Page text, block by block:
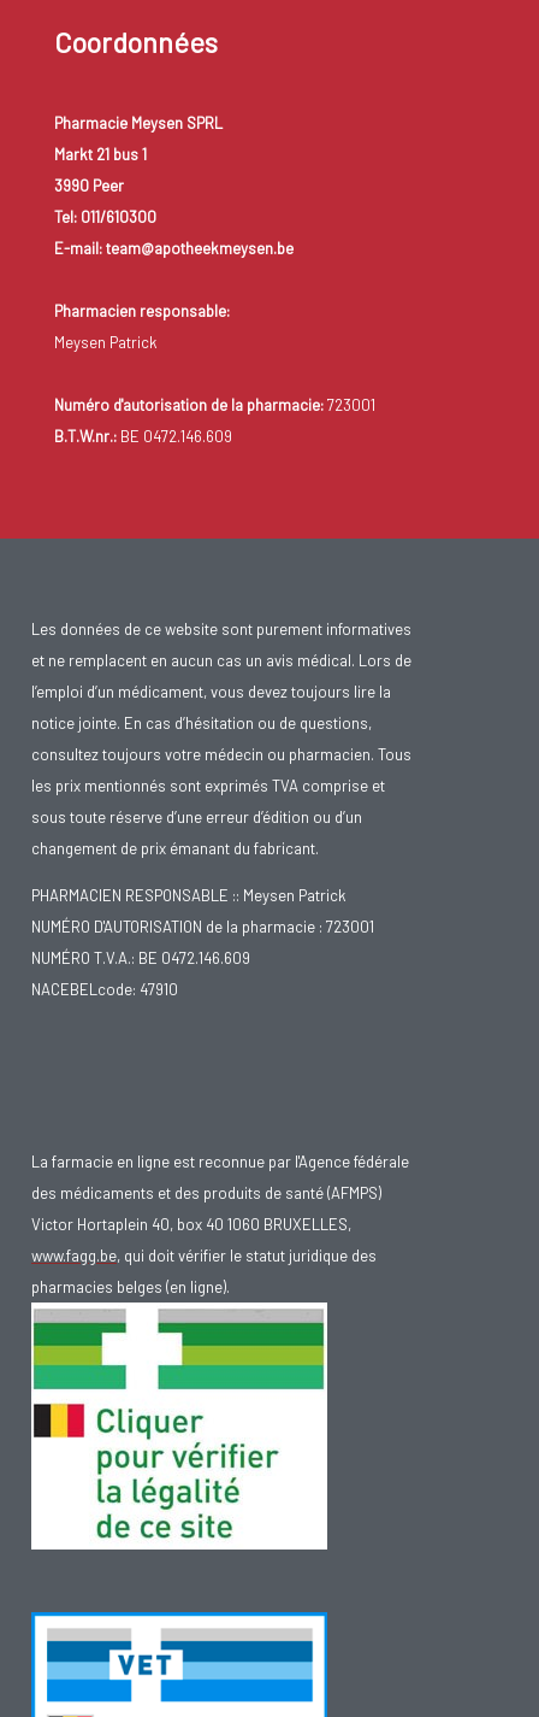
Coordonnées
Pharmacie Meysen SPRL
Markt 21 bus 1
3990 Peer
Tel: 011/610300
E-mail: team@apotheekmeysen.be
Pharmacien responsable:
Meysen Patrick
Numéro d'autorisation de la pharmacie:723001
B.T.W.nr.:BE 0472.146.609
Les données de ce website sont purement informatives
et ne remplacent en aucun cas un avis médical. Lors de
l’emploi d’un médicament, vous devez toujours lire la
notice jointe. En cas d’hésitation ou de questions,
consultez toujours votre médecin ou pharmacien. Tous
les prix mentionnés sont exprimés TVA comprise et
sous toute réserve d’une erreur d’édition ou d’un
changement de prix émanant du fabricant.
PHARMACIEN RESPONSABLE :: Meysen Patrick
NUMÉRO D'AUTORISATION de la pharmacie : 723001
NUMÉRO T.V.A.: BE 0472.146.609
NACEBELcode: 47910
La farmacie en ligne est reconnue par l'Agence fédérale
des médicaments et des produits de santé (AFMPS)
Victor Hortaplein 40, box 40 1060 BRUXELLES,
www.fagg.be, qui doit vérifier le statut juridique des
pharmacies belges (en ligne).